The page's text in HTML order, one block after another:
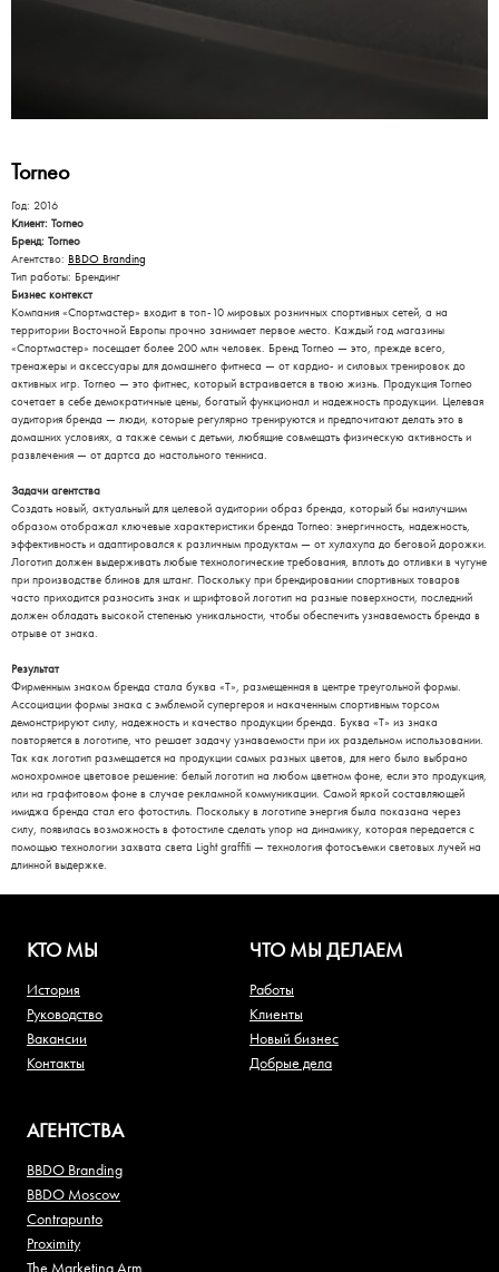
Torneo
Год: 2016
Клиент: Torneo
Бренд: Torneo
Агентство: BBDO Branding
Тип работы: Брендинг
Бизнес контекст
Компания «Спортмастер» входит в топ-10 мировых розничных спортивных сетей, а на
территории Восточной Европы прочно занимает первое место. Каждый год магазины
«Спортмастер» посещает более 200 млн человек. Бренд Torneo — это, прежде всего,
тренажеры и аксессуары для домашнего фитнеса — от кардио- и силовых тренировок до
активных игр. Tor­neo — это фитнес, который встраивается в твою жизнь. Продукция Torneo
сочетает в себе демократичные цены, богатый функционал и надежность продукции. Целевая
аудитория бренда — люди, которые регулярно тренируются и предпочитают делать это в
домашних условиях, а также семьи с детьми, любящие совмещать физическую активность и
развлечения — от дартса до настольного тенниса.
Задачи агентства
Создать новый, актуальный для целевой аудитории образ бренда, который бы наилучшим
образом отображал ключевые характеристики бренда Torneo: энергичность, надежность,
эффективность и адаптировался к различным продуктам — от хулахупа до беговой дорожки.
Логотип должен выдерживать любые технологические требования, вплоть до отливки в чугуне
при производстве блинов для штанг. Поскольку при брендировании спортивных товаров
часто приходится разносить знак и шрифтовой логотип на разные поверхности, последний
должен обладать высокой степенью уникальности, чтобы обеспечить узнаваемость бренда в
отрыве от знака.
Результат
Фирменным знаком бренда стала буква «Т», размещенная в центре треугольной формы.
Ассоциации формы знака с эмблемой супергероя и накаченным спортивным торсом
демонстрируют силу, надежность и качество продукции бренда. Буква «Т» из знака
повторяется в логотипе, что решает задачу узнаваемости при их раздельном использовании.
Так как логотип размещается на продукции самых разных цветов, для него было выбрано
монохромное цветовое решение: белый логотип на любом цветном фоне, если это продукция,
или на графитовом фоне в случае рекламной коммуникации. Самой яркой составляющей
имиджа бренда стал его фотостиль. Поскольку в логотипе энергия была показана через
силу, появилась возможность в фотостиле сделать упор на динамику, которая передается с
помощью технологии захвата света Light graffiti — технология фотосъемки световых лучей на
длинной выдержке.
КТО МЫ
История
Руководство
Вакансии
Контакты
ЧТО МЫ ДЕЛАЕМ
Работы
Клиенты
Новый бизнес
Добрые дела
АГЕНТСТВА
BBDO Branding
BBDO Moscow
Contrapunto
Proximity
The Marketing Arm